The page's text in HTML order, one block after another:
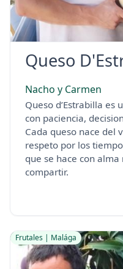
Queso
Nacho y Carmen
Queso d’Estrabilla es
con paciencia,
Cada queso nace del
respeto por los
que se hace con
compartir.
Frutales | Malága